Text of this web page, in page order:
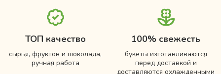
ТОП качество
сырья, фруктов и шоколада,
ручная работа
100% свежесть
букеты изготавливаются
перед доставкой и
доставляются охлажденными